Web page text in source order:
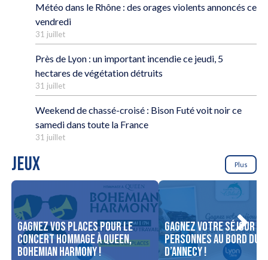
Météo dans le Rhône : des orages violents annoncés ce
vendredi
31 juillet
Près de Lyon : un important incendie ce jeudi, 5
hectares de végétation détruits
31 juillet
Weekend de chassé-croisé : Bison Futé voit noir ce
samedi dans toute la France
31 juillet
JEUX Plus
Gagnez vos places pour le
concert Hommage à Queen,
Bohemian Harmony !
Gagnez votre séjour
personnes au bord du
d’Annecy !